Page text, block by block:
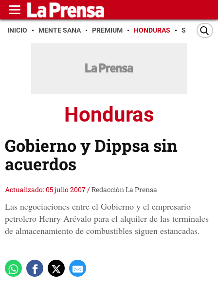
INICIO MENTE SANA PREMIUM HONDURAS SAN PEDRO
Honduras
Gobierno y Dippsa sin
acuerdos
Actualizado: 05 julio 2007/Redacción La Prensa
Las negociaciones entre el Gobierno y el empresario
petrolero Henry Arévalo para el alquiler de las terminales
de almacenamiento de combustibles siguen estancadas.